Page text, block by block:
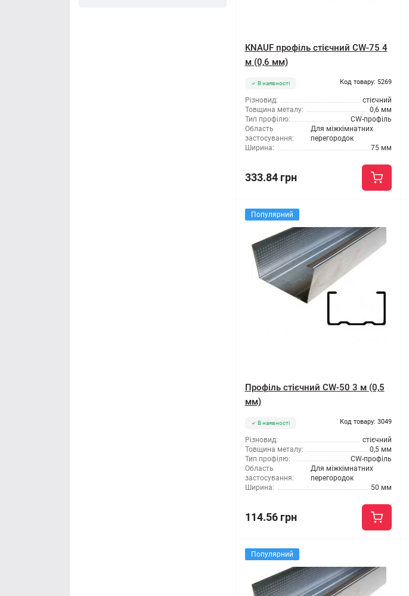
KNAUF профіль стієчний CW-75 4
м (0,6 мм)
В наявності Код товару: 5269
Різновид:
стієчний
Товщина металу:
0,6 мм
Тип профілю:
CW-профіль
Область
застосування:
Для міжкімнатних
перегородок
Ширина:
75 мм
333.84 грн
Популярний
Профіль стієчний CW-50 3 м (0,5
мм)
В наявності Код товару: 3049
Різновид:
стієчний
Товщина металу:
0,5 мм
Тип профілю:
CW-профіль
Область
застосування:
Для міжкімнатних
перегородок
Ширина:
50 мм
114.56 грн
Популярний